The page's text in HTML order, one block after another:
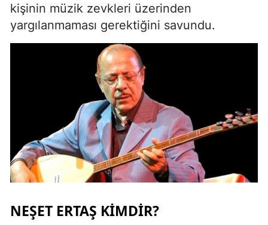
kişinin müzik zevkleri üzerinden
yargılanmaması gerektiğini savundu.
NEŞET ERTAŞ KIMDIR?